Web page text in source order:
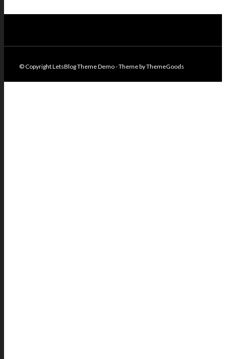
© Copyright LetsBlog Theme Demo - Theme by ThemeGoods